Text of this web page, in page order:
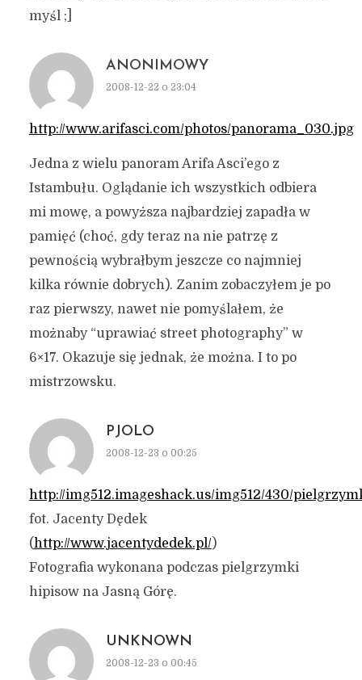
myśl ;]
ANONIMOWY
2008-12-22 o 23:04
http://www.arifasci.com/photos/panorama_030.jpg
Jedna z wielu panoram Arifa Asci’ego z
Istambułu. Oglądanie ich wszystkich odbiera
mi mowę, a powyższa najbardziej zapadła w
pamięć (choć, gdy teraz na nie patrzę z
pewnością wybrałbym jeszcze co najmniej
kilka równie dobrych). Zanim zobaczyłem je po
raz pierwszy, nawet nie pomyślałem, że
możnaby “uprawiać street photography” w
6×17. Okazuje się jednak, że można. I to po
mistrzowsku.
PJOLO
2008-12-23 o 00:25
http://img512.imageshack.us/img512/430/
fot. Jacenty Dędek
(http://www.jacentydedek.pl/)
Fotografia wykonana podczas pielgrzymki
hipisow na Jasną Górę.
UNKNOWN
2008-12-23 o 00:45